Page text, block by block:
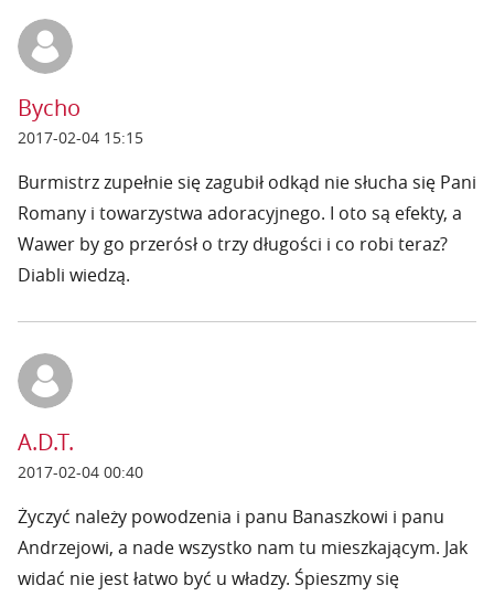
Bycho
2017-02-04 15:15
Burmistrz zupełnie się zagubił odkąd nie słucha się Pani
Romany i towarzystwa adoracyjnego. I oto są efekty, a
Wawer by go przerósł o trzy długości i co robi teraz?
Diabli wiedzą.
A.D.T.
2017-02-04 00:40
Życzyć należy powodzenia i panu Banaszkowi i panu
Andrzejowi, a nade wszystko nam tu mieszkającym. Jak
widać nie jest łatwo być u władzy. Śpieszmy się